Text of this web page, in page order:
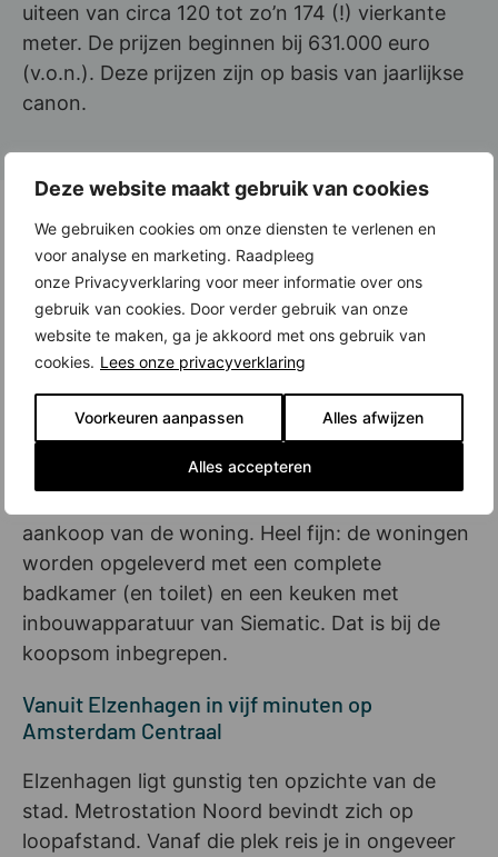
Deze website maakt gebruik van cookies
We gebruiken cookies om onze diensten te verlenen en
voor analyse en marketing. Raadpleeg
onze Privacyverklaring voor meer informatie over ons
gebruik van cookies. Door verder gebruik van onze
website te maken, ga je akkoord met ons gebruik van
cookies. Lees onze privacyverklaring
Voorkeuren aanpassen Alles afwijzen
Alles accepteren
uiteen van circa 120 tot zo’n 174 (!) vierkante
meter. De prijzen beginnen bij 631.000 euro
(v.o.n.). Deze prijzen zijn op basis van jaarlijkse
canon.
inclusief badkamer en keuken
De energieprestaties van zowel de
appartementen als de eengezinswoningen zijn
uitstekend (energielabel A++ en A+++). Dat is
warmte-/koudeopslag, zonnepanelen en
stadswarmte. Dat levert meer wooncomfort op
en – bij normaal verbruik – een lagere
aankoop van de woning. Heel fijn: de woningen
worden opgeleverd met een complete
badkamer (en toilet) en een keuken met
inbouwapparatuur van Siematic. Dat is bij de
koopsom inbegrepen.
Vanuit Elzenhagen in vijf minuten op
Amsterdam Centraal
Elzenhagen ligt gunstig ten opzichte van de
stad. Metrostation Noord bevindt zich op
loopafstand. Vanaf die plek reis je in ongeveer